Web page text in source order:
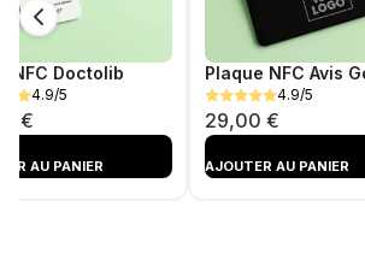
NFC Doctolib
4.9/5
€
AU PANIER
4.9/5
29,00 €
AJOUTER AU PANIER